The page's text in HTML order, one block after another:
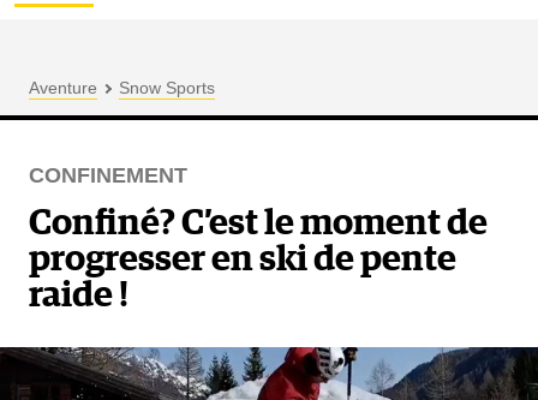
Aventure Snow Sports
CONFINEMENT
Confiné? C’est le moment de
progresser en ski de pente
raide !